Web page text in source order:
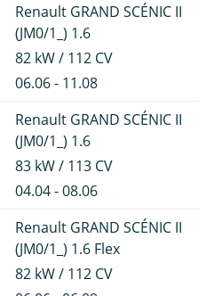
Renault GRAND SCÉNIC II
(JM0/1_) 1.6
82 kW / 112 CV
06.06 - 11.08
Renault GRAND SCÉNIC II
(JM0/1_) 1.6
83 kW / 113 CV
04.04 - 08.06
Renault GRAND SCÉNIC II
(JM0/1_) 1.6 Flex
82 kW / 112 CV